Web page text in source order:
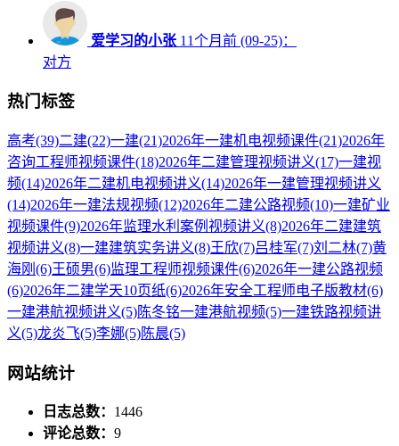
爱学习的小张 11个月前 (09-25)：
对方
热门标签
高考(39)二建(22)一建(21)2026年一建机电视频课件(21)2026年
咨询工程师视频课件(18)2026年二建管理视频讲义(17)一建视
频(14)2026年二建机电视频讲义(14)2026年一建管理视频讲义
(14)2026年一建法规视频(12)2026年二建公路视频(10)一建矿业
视频课件(9)2026年监理水利案例视频讲义(8)2026年二建建筑
视频讲义(8)一建建筑实务讲义(8)王欣(7)吕桂军(7)刘二林(7)黄
海刚 (6)王硕男(6)监理工程师视频课件(6)2026年一建公路视频
(6)2026年二建学天10页纸(6)2026年安全工程师电子版教材(6)
一建港航视频讲义(5)陈冬铭一建港航视频(5)一建铁路视频讲
义(5)龙炎飞(5)李娜(5)陈晨(5)
网站统计
日志总数： 1446
评论总数： 9